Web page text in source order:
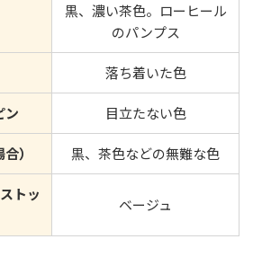
黒、濃い茶色。ローヒール
のパンプス
落ち着いた色
ン 目立たない色
） 黒、茶色などの無難な色
トッ
ベージュ